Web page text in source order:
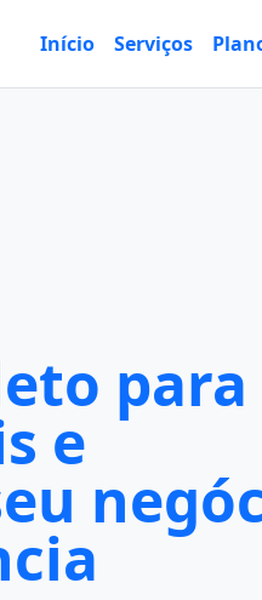
Início Serviços
para
e